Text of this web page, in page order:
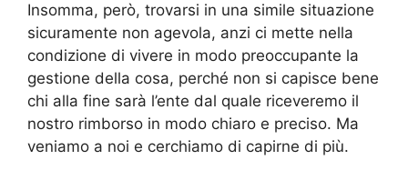
Insomma, però, trovarsi in una simile situazione
sicuramente non agevola, anzi ci mette nella
condizione di vivere in modo preoccupante la
gestione della cosa, perché non si capisce bene
chi alla fine sarà l’ente dal quale riceveremo il
nostro rimborso in modo chiaro e preciso. Ma
veniamo a noi e cerchiamo di capirne di più.